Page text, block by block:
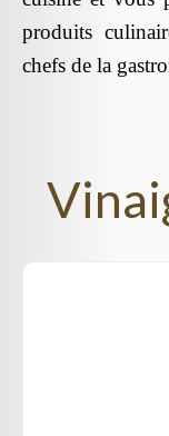
produits
chefs de la